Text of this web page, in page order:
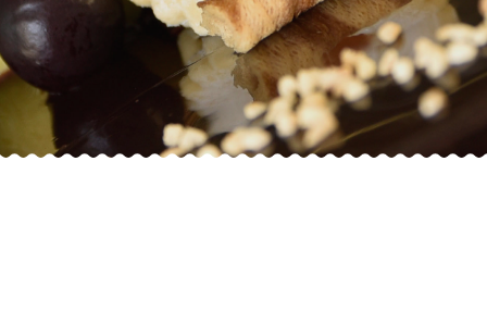
Home / Kapcsolattartó bejegyzés